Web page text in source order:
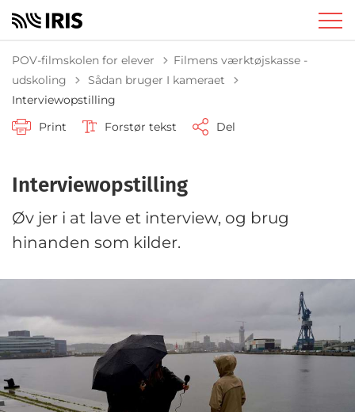
POV-filmskolen for elever
Filmens værktøjskasse -
udskoling
Tilbage til
Sådan bruger I kameraet
Interviewopstilling
Print
Forstør tekst Del
Interviewopstilling
Øv jer i at lave et interview, og brug
hinanden som kilder.